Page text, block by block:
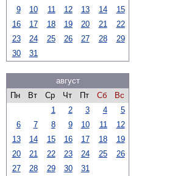
9
10 11 12 13 14
15
16
17 18 19 20 21
22
23
24 25 26 27 28
29
30
31
август
Пн
Вт Ср Чт Пт Сб
Вс
1
2 3 4
5
6
7 8 9 10 11
12
13
14 15 16 17 18
19
20
21 22 23 24 25
26
27
28 29 30 31